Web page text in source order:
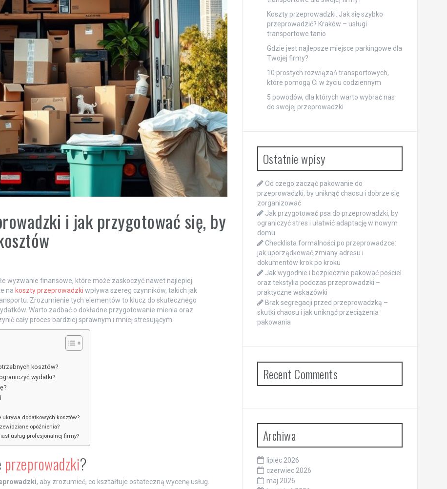
i jak przygotować się, by
wyzwanie finansowe, które może zaskoczyć nawet najlepiej
na koszty przeprowadzki wpływa szereg czynników, takich jak
Zrozumienie tych elementów to klucz do skutecznego
Warto zadbać o dokładne przygotowanie mienia oraz
cały proces bardziej sprawnym i mniej stresującym.
kosztów?
wydatki?
dodatkowych kosztów?
opóźnienia?
usług profesjonalnej firmy?
przeprowadzki?
, aby zrozumieć, co kształtuje ostateczną wycenę usług.
Koszty przeprowadzki. Jak się szybko
przeprowadzić? Kraków – usługi
transportowe tanio
Gdzie jest najlepsze miejsce parkingowe dla
Twojej firmy?
10 prostych rozwiązań transportowych,
które pomogą Ci w życiu codziennym
5 powodów, dla których warto wybrać nas
do swojej przeprowadzki
Ostatnie wpisy
Od czego zacząć pakowanie do
przeprowadzki, by uniknąć chaosu i dobrze się
zorganizować
Jak przygotować psa do przeprowadzki, by
ograniczyć stres i ułatwić adaptację w nowym
domu
Checklista formalności po przeprowadzce:
jak uporządkować zmiany adresu i
dokumentów krok po kroku
Jak wygodnie i bezpiecznie pakować pościel
oraz tekstylia podczas przeprowadzki –
praktyczne wskazówki
Brak segregacji przed przeprowadzką –
skutki chaosu i jak uniknąć przeciążenia
pakowania
Recent Comments
Archiwa
lipiec 2026
czerwiec 2026
maj 2026